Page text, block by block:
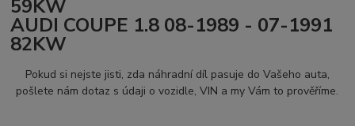
59KW
AUDI COUPE 1.8 08-1989 - 07-1991
82KW
Pokud si nejste jisti, zda náhradní díl pasuje do Vašeho auta,
pošlete nám dotaz s údaji o vozidle, VIN a my Vám to prověříme.